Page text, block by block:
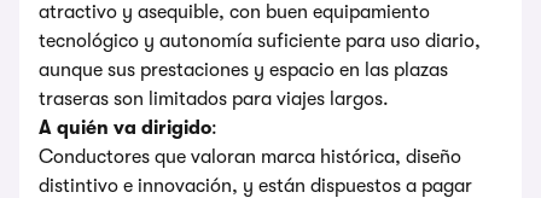
atractivo y asequible, con buen equipamiento
tecnológico y autonomía suficiente para uso diario,
aunque sus prestaciones y espacio en las plazas
traseras son limitados para viajes largos.
A quién va dirigido:
Conductores que valoran marca histórica, diseño
distintivo e innovación, y están dispuestos a pagar